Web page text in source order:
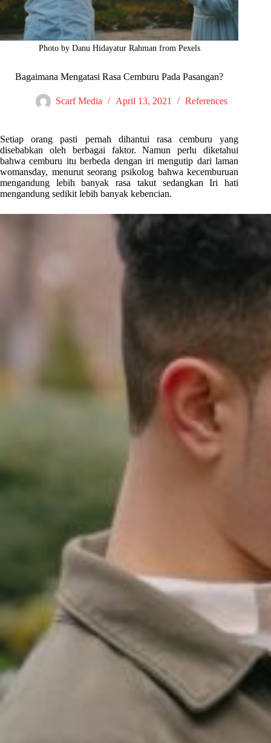
Photo by Danu Hidayatur Rahman from Pexels
Bagaimana Mengatasi Rasa Cemburu Pada Pasangan?
Scarf Media April 13, 2021 References
Setiap orang pasti pernah dihantui rasa cemburu yang
disebabkan oleh berbagai faktor. Namun perlu diketahui
bahwa cemburu itu berbeda dengan iri mengutip dari laman
womansday, menurut seorang psikolog bahwa kecemburuan
mengandung lebih banyak rasa takut sedangkan Iri hati
mengandung sedikit lebih banyak kebencian.